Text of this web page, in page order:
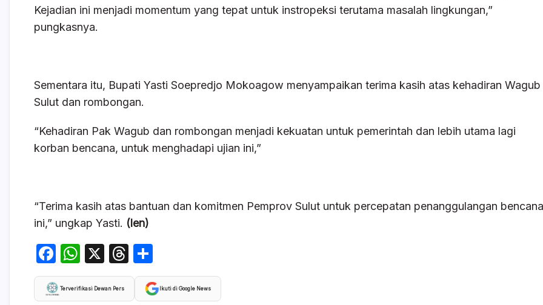
Kejadian ini menjadi momentum yang tepat untuk instropeksi terutama masalah lingkungan,”
pungkasnya.
Sementara itu, Bupati Yasti Soepredjo Mokoagow menyampaikan terima kasih atas kehadiran Wagub
Sulut dan rombongan.
“Kehadiran Pak Wagub dan rombongan menjadi kekuatan untuk pemerintah dan lebih utama lagi
korban bencana, untuk menghadapi ujian ini,”
“Terima kasih atas bantuan dan komitmen Pemprov Sulut untuk percepatan penanggulangan bencana
ini,” ungkap Yasti. (len)
F
a
c
W
h
at
X
T
hr
e
h
ar
Terverifikasi Dewan Pers Ikuti di Google News